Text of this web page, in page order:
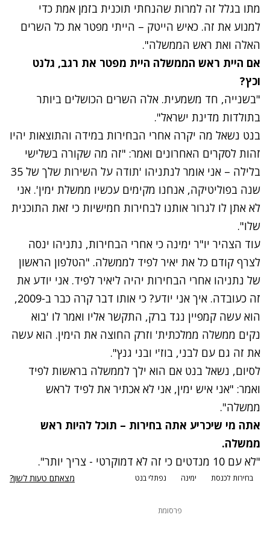
מתו בגלל זה למרות שהנחתי תוכנית בזמן אמת כדי
למנוע את זה. כאיש הייטק – הייתי מפטר את כל השרים
האלה ואת ראש הממשלה".
אם היית ראש הממשלה היית מפטר את רגב, גלנט
וכץ?
"בשנייה, חד משמעית. אלה השרים הכושלים ביותר
בתולדות מדינת ישראל".
בנט נשאל מה יקרה אחרי הבחירות במידה והתוצאות יהיו
זהות לסקרים האחרונים ואמר: "זה מה שקורה בשלישי
בלילה – אני אומר לנתניהו 'תודה על השירות שלך של 35
שנה בפוליטיקה, אנחנו מקימים עכשיו ממשלת ימין'. אני
לא אתן לו לגרור אותנו לבחירות חמישיות כי זאת התוכנית
שלו".
עוד הצהיר יו"ר ימינה כי אחרי הבחירות, נתניהו ינסה
לצרף קודם כל את יאיר לפיד לממשלה. "הטלפון הראשון
של נתניהו אחרי הבחירות יהיה ליאיר לפיד. אני יודע את
זה כעובדה. איך אני יודע? כי אותו דבר קרה כבר ב-2009,
הוא עשה קמפיין נגד ברק, התקשר אליו ואמר לו 'בוא
נקים ממשלה ממלכתית' וזרק החוצה את הימין. הוא עשה
את זה גם עם לבני, בוז'י ובני גנץ".
לסיום, נשאל בנט אם הוא ילך לממשלה בראשות לפיד
ואמר: "אני איש ימין, אני לא אכתיר את לפיד לראש
ממשלה".
אתה מי שיכריע אתה בחירות – תוכל להיות ראש
ממשלה.
"לא עם 10 מנדטים כי זה לא דמוקרטי - צריך יותר".
בחירות לכנסת ימינה נפתלי בנט מצאתם טעות לשון?
פרסומת